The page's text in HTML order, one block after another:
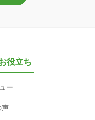
役立ち
ー
声